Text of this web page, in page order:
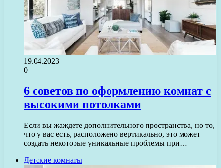
19.04.2023
0
6 советов по оформлению комнат с
высокими потолками
Если вы жаждете дополнительного пространства, но то,
что у вас есть, расположено вертикально, это может
создать некоторые уникальные проблемы при…
Детские комнаты